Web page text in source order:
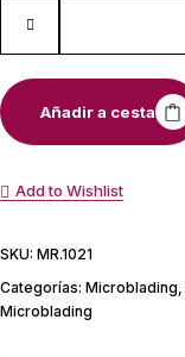
Añadir a cesta
Add to Wishlist
SKU: MR.1021
Categorías: Microblading,
Microblading